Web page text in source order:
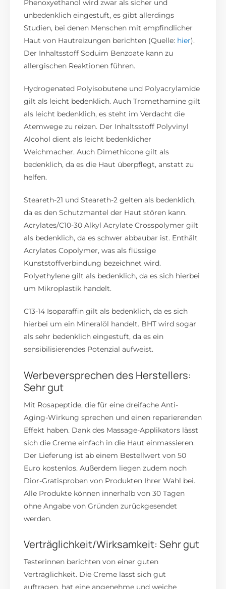
Phenoxyethanol wird zwar als sicher und
unbedenklich eingestuft, es gibt allerdings
Studien, bei denen Menschen mit empfindlicher
Haut von Hautreizungen berichten (Quelle: hier).
Der Inhaltsstoff Soduim Benzoate kann zu
allergischen Reaktionen führen.
Hydrogenated Polyisobutene und Polyacrylamide
gilt als leicht bedenklich. Auch Tromethamine gilt
als leicht bedenklich, es steht im Verdacht die
Atemwege zu reizen. Der Inhaltsstoff Polyvinyl
Alcohol dient als leicht bedenklicher
Weichmacher. Auch Dimethicone gilt als
bedenklich, da es die Haut überpflegt, anstatt zu
helfen.
Steareth-21 und Steareth-2 gelten als bedenklich,
da es den Schutzmantel der Haut stören kann.
Acrylates/C10-30 Alkyl Acrylate Crosspolymer gilt
als bedenklich, da es schwer abbaubar ist. Enthält
Acrylates Copolymer, was als flüssige
Kunststoffverbindung bezeichnet wird.
Polyethylene gilt als bedenklich, da es sich hierbei
um Mikroplastik handelt.
C13-14 Isoparaffin gilt als bedenklich, da es sich
hierbei um ein Mineralöl handelt. BHT wird sogar
als sehr bedenklich eingestuft, da es ein
sensibilisierendes Potenzial aufweist.
Werbeversprechen des Herstellers:
Sehr gut
Mit Rosapeptide, die für eine dreifache Anti-
Aging-Wirkung sprechen und einen reparierenden
Effekt haben. Dank des Massage-Applikators lässt
sich die Creme einfach in die Haut einmassieren.
Der Lieferung ist ab einem Bestellwert von 50
Euro kostenlos. Außerdem liegen zudem noch
Dior-Gratisproben von Produkten Ihrer Wahl bei.
Alle Produkte können innerhalb von 30 Tagen
ohne Angabe von Gründen zurückgesendet
werden.
Verträglichkeit/Wirksamkeit: Sehr gut
Testerinnen berichten von einer guten
Verträglichkeit. Die Creme lässt sich gut
auftragen, hat eine angenehme und weiche